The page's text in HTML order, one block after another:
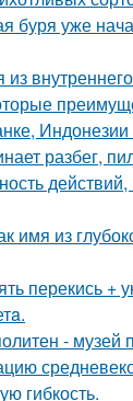
буря уже
Индонезии
разбег,
имя из
перекись +
- музей
гибкость.